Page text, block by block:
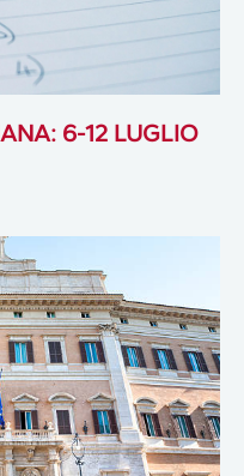
6-12 LUGLIO